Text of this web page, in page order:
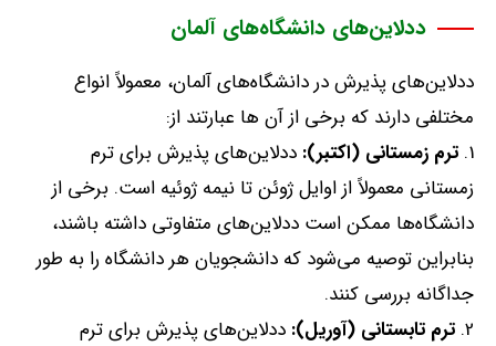
ددلاین‌های دانشگاه‌های آلمان
ددلاین‌های پذیرش در دانشگاه‌های آلمان، معمولاً انواع
مختلفی دارند که برخی از آن ها عبارتند از:
ترم زمستانی (اکتبر): ددلاین‌های پذیرش برای ترم
زمستانی معمولاً از اوایل ژوئن تا نیمه ژوئیه است. برخی از
دانشگاه‌ها ممکن است ددلاین‌های متفاوتی داشته باشند،
بنابراین توصیه می‌شود که دانشجویان هر دانشگاه را به طور
جداگانه بررسی کنند.
ترم تابستانی (آوریل): ددلاین‌های پذیرش برای ترم